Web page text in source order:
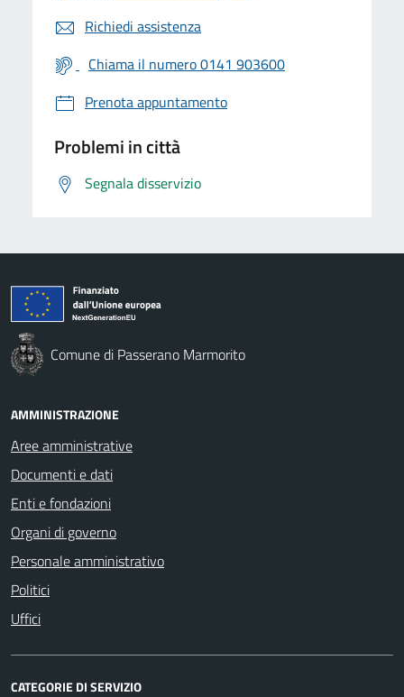
Richiedi assistenza
Chiama il numero 0141 903600
Prenota appuntamento
Problemi in città
Segnala disservizio
Comune di Passerano Marmorito
AMMINISTRAZIONE
Aree amministrative
Documenti e dati
Enti e fondazioni
Organi di governo
Personale amministrativo
Politici
Uffici
CATEGORIE DI SERVIZIO